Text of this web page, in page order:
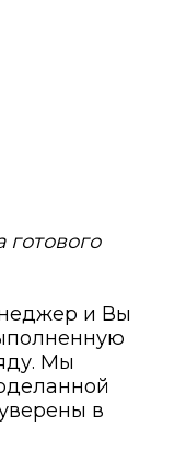
готового
и Вы
Мы
в